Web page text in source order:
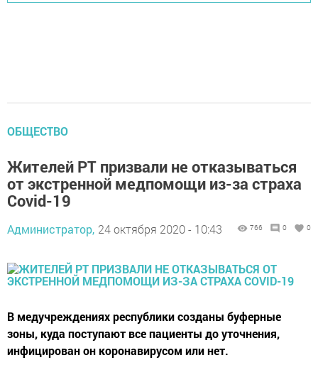
ОБЩЕСТВО
Жителей РТ призвали не отказываться
от экстренной медпомощи из-за страха
Covid-19
Администратор, 24 октября 2020 - 10:43 766 0 0
В медучреждениях республики созданы буферные
зоны, куда поступают все пациенты до уточнения,
инфицирован он коронавирусом или нет.